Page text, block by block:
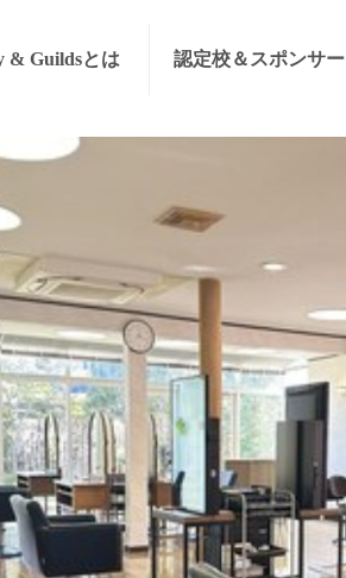
& Guildsとは 認定校＆スポンサー